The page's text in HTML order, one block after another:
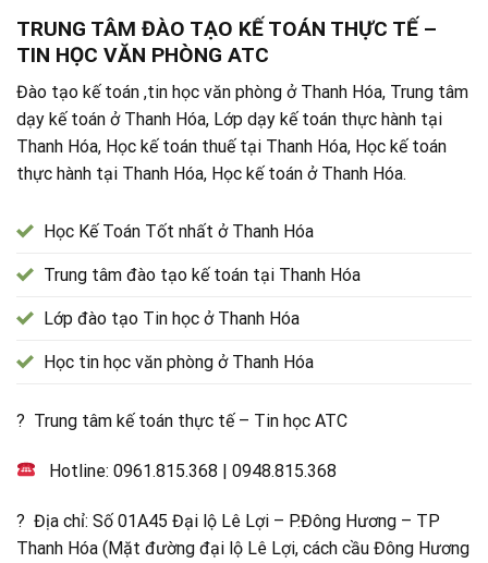
TRUNG TÂM ĐÀO TẠO KẾ TOÁN THỰC TẾ –
TIN HỌC VĂN PHÒNG ATC
Đào tạo kế toán ,tin học văn phòng ở Thanh Hóa, Trung tâm
dạy kế toán ở Thanh Hóa, Lớp dạy kế toán thực hành tại
Thanh Hóa, Học kế toán thuế tại Thanh Hóa, Học kế toán
thực hành tại Thanh Hóa, Học kế toán ở Thanh Hóa.
Học Kế Toán Tốt nhất ở Thanh Hóa
Trung tâm đào tạo kế toán tại Thanh Hóa
Lớp đào tạo Tin học ở Thanh Hóa
Học tin học văn phòng ở Thanh Hóa
? Trung tâm kế toán thực tế – Tin học ATC
Hotline:0961.815.368 |0948.815.368
? Địa chỉ: Số 01A45 Đại lộ Lê Lợi – P.Đông Hương – TP
Thanh Hóa (Mặt đường đại lộ Lê Lợi, cách cầu Đông Hương